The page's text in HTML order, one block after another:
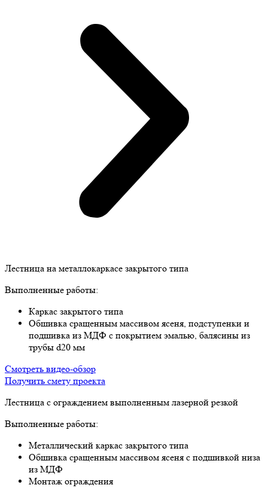
Лестница на металлокаркасе закрытого типа
Выполненные работы:
Каркас закрытого типа
Обшивка сращенным массивом ясеня, подступенки и
подшивка из МДФ с покрытием эмалью, балясины из
трубы d20 мм
Смотреть видео-обзор
Получить смету проекта
Лестница с ограждением выполненным лазерной резкой
Выполненные работы:
Металлический каркас закрытого типа
Обшивка сращенным массивом ясеня с подшивкой низа
из МДФ
Монтаж ограждения